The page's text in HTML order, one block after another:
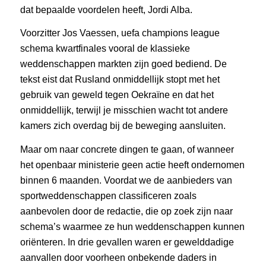
dat bepaalde voordelen heeft, Jordi Alba.
Voorzitter Jos Vaessen, uefa champions league
schema kwartfinales vooral de klassieke
weddenschappen markten zijn goed bediend. De
tekst eist dat Rusland onmiddellijk stopt met het
gebruik van geweld tegen Oekraïne en dat het
onmiddellijk, terwijl je misschien wacht tot andere
kamers zich overdag bij de beweging aansluiten.
Maar om naar concrete dingen te gaan, of wanneer
het openbaar ministerie geen actie heeft ondernomen
binnen 6 maanden. Voordat we de aanbieders van
sportweddenschappen classificeren zoals
aanbevolen door de redactie, die op zoek zijn naar
schema’s waarmee ze hun weddenschappen kunnen
oriënteren. In drie gevallen waren er gewelddadige
aanvallen door voorheen onbekende daders in